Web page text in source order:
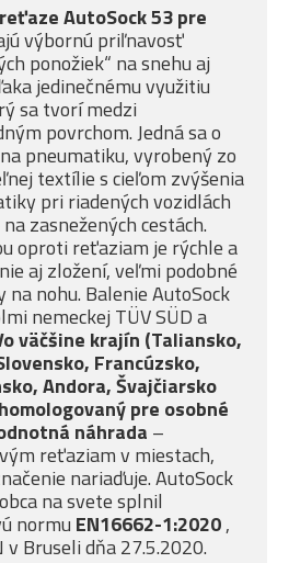
AutoSock 53 pre
výbornú priľnavosť
ponožiek“ na snehu aj
jedinečnému využitiu
sa tvorí medzi
povrchom. Jedná sa o
pneumatiku, vyrobený zo
textílie s cieľom zvýšenia
pri riadených vozidlách
zasnežených cestách.
oproti reťaziam je rýchle a
aj zložení, veľmi podobné
na nohu. Balenie AutoSock
nemeckej TÜV SÜD a
väčšine krajín (Taliansko,
Francúzsko,
Andora, Švajčiarsko
pre osobné
náhrada –
reťaziam v miestach,
nariaďuje. AutoSock
na svete splnil
normu EN16662-1:2020,
Bruseli dňa 27.5.2020.